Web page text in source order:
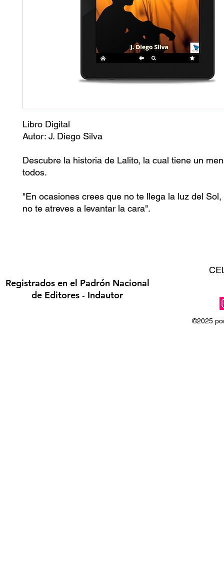
Libro Digital
Autor: J. Diego Silva
Descubre la historia de Lalito, la cual tiene un
todos.
"En ocasiones crees que no te llega la luz del
no te atreves a levantar la cara".
Registrados en el Padrón Nacional
de Editores - Indautor
©2025